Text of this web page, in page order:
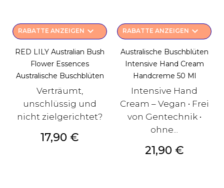
RABATTE ANZEIGEN keyboard_arrow_down
RED LILY Australian Bush
Flower Essences
Australische Buschblüten
Verträumt,
unschlüssig und
nicht zielgerichtet?
Preis
17,90 €
RABATTE ANZEIGEN keyboard_arrow_down
Australische Buschblüten
Intensive Hand Cream
Handcreme 50 Ml
Intensive Hand
Cream – Vegan • Frei
von Gentechnik •
ohne...
Preis
21,90 €